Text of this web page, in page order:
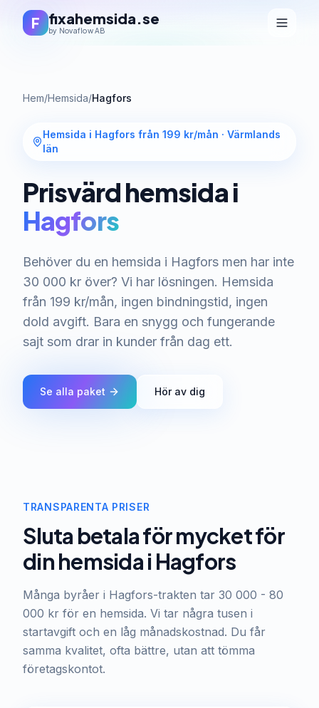
F fixahemsida.se
by Novaflow AB
Hem/Hemsida/Hagfors
Hemsida i Hagfors från 199 kr/mån ·Värmlands
län
Prisvärd hemsida i
Hagfors
Behöver du en hemsida i Hagfors men har inte
30 000 kr över? Vi har lösningen. Hemsida
från 199 kr/mån, ingen bindningstid, ingen
dold avgift. Bara en snygg och fungerande
sajt som drar in kunder från dag ett.
Se alla paket Hör av dig
TRANSPARENTA PRISER
Sluta betala för mycket för
din hemsida i Hagfors
Många byråer i Hagfors-trakten tar 30 000 - 80
000 kr för en hemsida. Vi tar några tusen i
startavgift och en låg månadskostnad. Du får
samma kvalitet, ofta bättre, utan att tömma
företagskontot.